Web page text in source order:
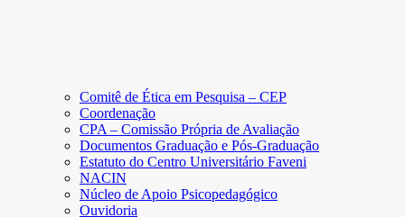
Comitê de Ética em Pesquisa – CEP
Coordenação
CPA – Comissão Própria de Avaliação
Documentos Graduação e Pós-Graduação
Estatuto do Centro Universitário Faveni
NACIN
Núcleo de Apoio Psicopedagógico
Ouvidoria